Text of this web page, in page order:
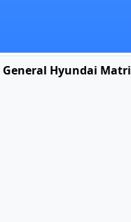
General Hyundai